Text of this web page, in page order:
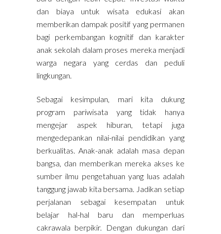
dan biaya untuk wisata edukasi akan
memberikan dampak positif yang permanen
bagi perkembangan kognitif dan karakter
anak sekolah dalam proses mereka menjadi
warga negara yang cerdas dan peduli
lingkungan.
Sebagai kesimpulan, mari kita dukung
program pariwisata yang tidak hanya
mengejar aspek hiburan, tetapi juga
mengedepankan nilai-nilai pendidikan yang
berkualitas. Anak-anak adalah masa depan
bangsa, dan memberikan mereka akses ke
sumber ilmu pengetahuan yang luas adalah
tanggung jawab kita bersama. Jadikan setiap
perjalanan sebagai kesempatan untuk
belajar hal-hal baru dan memperluas
cakrawala berpikir. Dengan dukungan dari